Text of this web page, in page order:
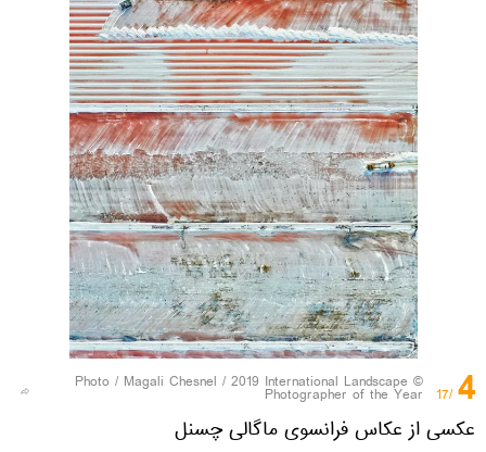
4
/17
© Photo /
Magali Chesnel / 2019 International Landscape
Photographer of the Year
عکسی از عکاس فرانسوی ماگالی چسنل